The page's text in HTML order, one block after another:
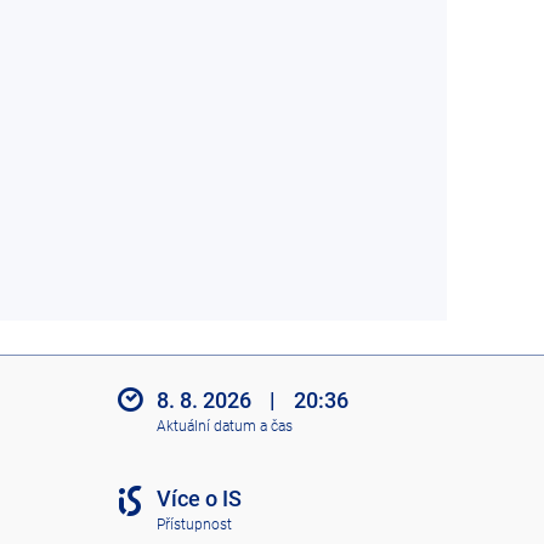
8. 8. 2026 | 20:36
Aktuální datum a čas
Více o IS
Přístupnost